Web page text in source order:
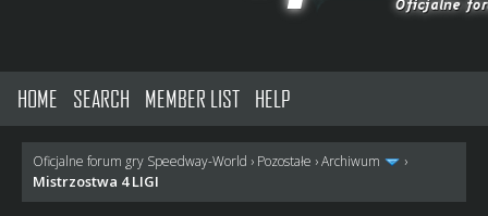
HOME SEARCH MEMBER LIST HELP
Oficjalne forum gry Speedway-World › Pozostałe ›Archiwum ›
Mistrzostwa 4 LIGI